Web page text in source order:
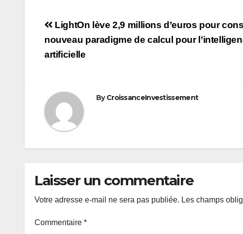
Navigation
de
l’article
LightOn lève 2,9 millions d’euros pour
nouveau paradigme de calcul pour
artificielle
ByCroissanceInvestissement
Laisser un commentaire
Votre adresse e-mail ne sera pas publiée. Les champs
Commentaire *